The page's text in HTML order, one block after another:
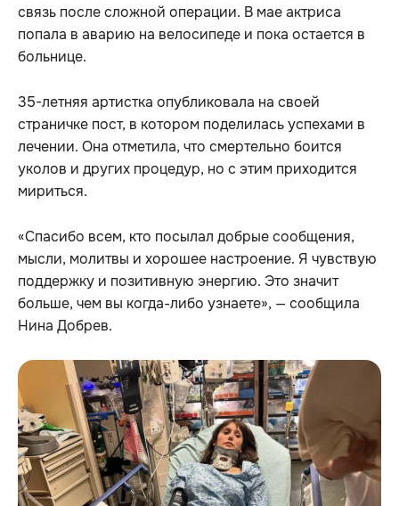
связь после сложной операции. В мае актриса
попала в аварию на велосипеде и пока остается в
больнице.
35-летняя артистка опубликовала на своей
страничке пост, в котором поделилась успехами в
лечении. Она отметила, что смертельно боится
уколов и других процедур, но с этим приходится
мириться.
«Спасибо всем, кто посылал добрые сообщения,
мысли, молитвы и хорошее настроение. Я чувствую
поддержку и позитивную энергию. Это значит
больше, чем вы когда-либо узнаете», — сообщила
Нина Добрев.